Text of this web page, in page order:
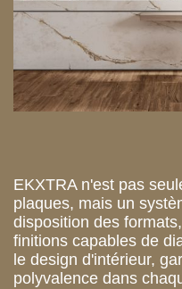
EKXTRA n'est pas
plaques, mais un
disposition des
finitions capables de
le design d'intérieur,
polyvalence dans